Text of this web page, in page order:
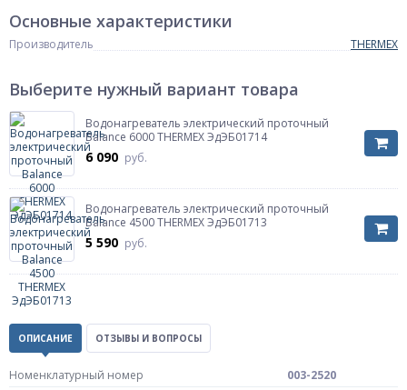
Основные характеристики
Производитель THERMEX
Выберите нужный вариант товара
Водонагреватель электрический проточный
Balance 6000 THERMEX ЭдЭБ01714
6 090 руб.
Водонагреватель электрический проточный
Balance 4500 THERMEX ЭдЭБ01713
5 590 руб.
ОПИСАНИЕ ОТЗЫВЫ И ВОПРОСЫ
Номенклатурный номер
003-2520